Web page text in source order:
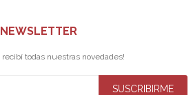
NEWSLETTER
recibí todas nuestras novedades!
SUSCRIBIRME